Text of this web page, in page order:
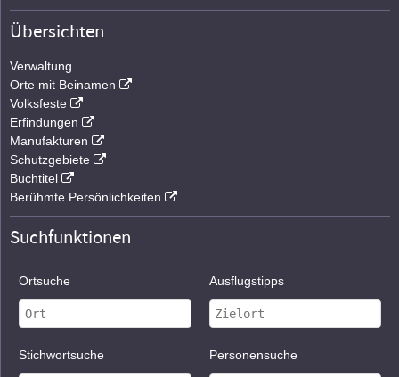
Übersichten
Verwaltung
Orte mit Beinamen
Volksfeste
Erfindungen
Manufakturen
Schutzgebiete
Buchtitel
Berühmte Persönlichkeiten
Suchfunktionen
Ortsuche Ausflugstipps
Stichwortsuche Personensuche